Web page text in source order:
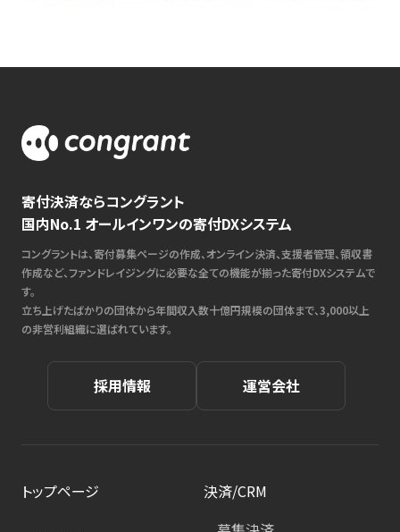
寄付決済ならコングラント
国内No.1 オールインワンの寄付DXシステム
コングラントは、寄付募集ページの作成、オンライン決済、支援者管理、領収書
作成など、ファンドレイジングに必要な全ての機能が揃った寄付DXシステムで
す。
立ち上げたばかりの団体から年間収入数十億円規模の団体まで、3,000以上
の非営利組織に選ばれています。
採用情報 運営会社
トップページ
決済/CRM